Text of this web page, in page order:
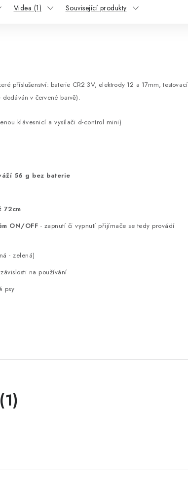
Videa (1) Související produkty
příslušenství: baterie CR2 3V, elektrody 12 a 17mm, testovací
v červené barvě).
klávesnicí a vysílači d-control mini)
56 g bez baterie
72cm
ON/OFF - zapnutí či vypnutí přijímače se tedy provádí
- zelená)
na používání
psy